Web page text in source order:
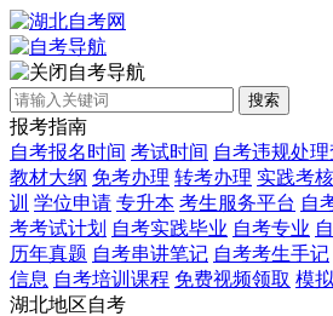
自考导航
搜索
报考指南
自考报名时间 考试时间 自考违规处理
教材大纲 免考办理 转考办理 实践考核
训 学位申请 专升本 考生服务平台 自
考考试计划 自考实践毕业 自考专业
历年真题 自考串讲笔记 自考考生手记
信息 自考培训课程 免费视频领取 模
湖北地区自考